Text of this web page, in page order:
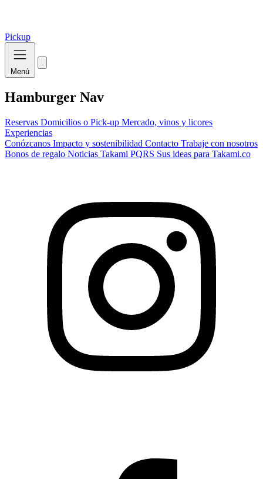
Pickup
Menú
Hamburger Nav
Reservas Domicilios o Pick-up Mercado, vinos y licores
Experiencias
Conózcanos Impacto y sostenibilidad Contacto Trabaje con nosotros
Bonos de regalo Noticias Takami PQRS Sus ideas para Takami.co